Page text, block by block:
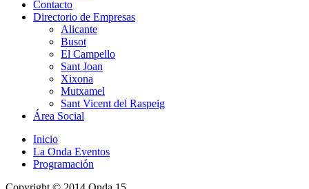
Contacto
Directorio de Empresas
Alicante
Busot
El Campello
Sant Joan
Xixona
Mutxamel
Sant Vicent del Raspeig
Área Social
Inicio
La Onda Eventos
Programación